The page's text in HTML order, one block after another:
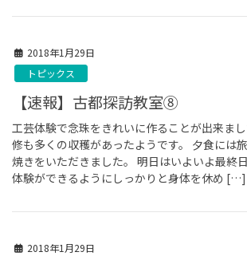
2018年1月29日
トピックス
【速報】古都探訪教室⑧
工芸体験で念珠をきれいに作ることが出来ま
修も多くの収穫があったようです。 夕食には
焼きをいただきました。 明日はいよいよ最終
体験ができるようにしっかりと身体を休め […]
2018年1月29日